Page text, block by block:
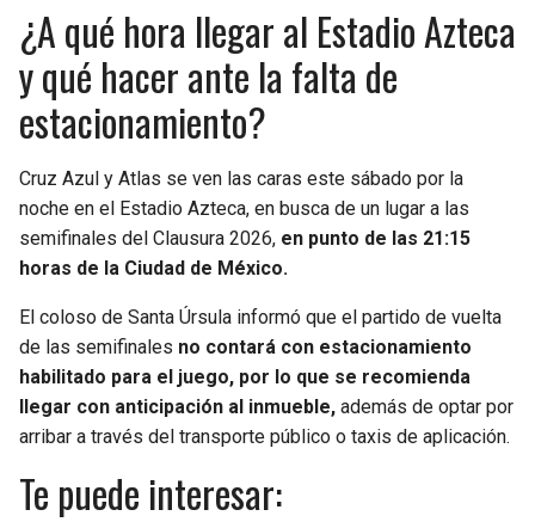
¿A qué hora llegar al Estadio Azteca
y qué hacer ante la falta de
estacionamiento?
Cruz Azul y Atlas se ven las caras este sábado por la
noche en el Estadio Azteca, en busca de un lugar a las
semifinales del Clausura 2026, en punto de las 21:15
horas de la Ciudad de México.
El coloso de Santa Úrsula informó que el partido de vuelta
de las semifinales no contará con estacionamiento
habilitado para el juego, por lo que se recomienda
llegar con anticipación al inmueble, además de optar por
arribar a través del transporte público o taxis de aplicación.
Te puede interesar: